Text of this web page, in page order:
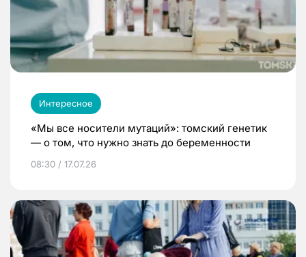
Интересное
«Мы все носители мутаций»: томский генетик
— о том, что нужно знать до беременности
08:30 / 17.07.26